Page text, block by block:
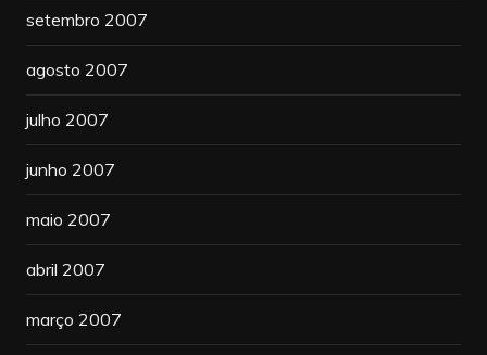
setembro 2007
agosto 2007
julho 2007
junho 2007
maio 2007
abril 2007
março 2007